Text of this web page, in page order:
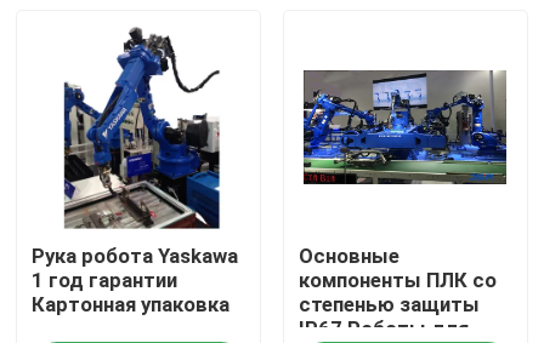
Проверка качества
Свяжитесь мы
Новости
Случаи
Рука робота Yaskawa
1 год гарантии
Картонная упаковка
Основные
компоненты ПЛК со
степенью защиты
IP67 Роботы для